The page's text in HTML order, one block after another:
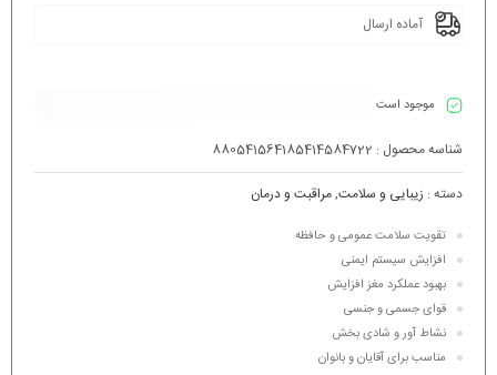
آماده ارسال
موجود است
شناسه محصول : 880541564185414584722
دسته : زیبایی و سلامت,مراقبت و درمان
تقویت سلامت عمومی و حافظه
افزایش سیستم ایمنی
بهبود عملکرد مغز افزایش
قوای جسمی و جنسی
نشاط آور و شادی بخش
مناسب برای آقایان و بانوان